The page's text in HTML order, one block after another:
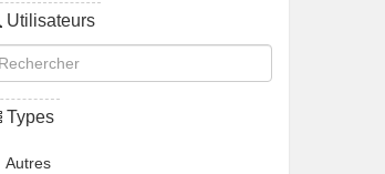
Utilisateurs
Types
Autres